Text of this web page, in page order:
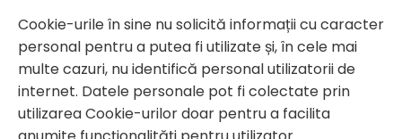
Cookie-urile în sine nu solicită informații cu caracter
personal pentru a putea fi utilizate și, în cele mai
multe cazuri, nu identifică personal utilizatorii de
internet. Datele personale pot fi colectate prin
utilizarea Cookie-urilor doar pentru a facilita